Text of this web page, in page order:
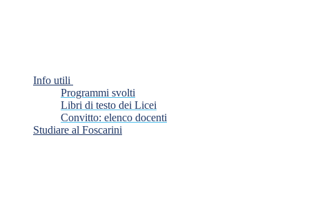
Info utili
Programmi svolti
Libri di testo dei Licei
Convitto: elenco docenti
Studiare al Foscarini